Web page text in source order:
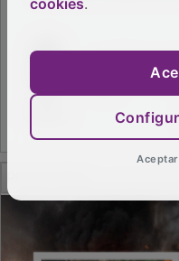
PUBLICIDAD
cookies.